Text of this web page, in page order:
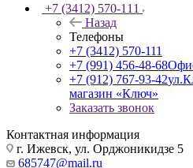
+7 (3412) 570-111
Назад
Телефоны
+7 (3412) 570-111
+7 (991) 456-48-68
+7 (912) 767-93-42
магазин «Ключ»
Заказать звонок
Контактная информация
г. Ижевск, ул. Орджоникидзе 5
685747@mail.ru